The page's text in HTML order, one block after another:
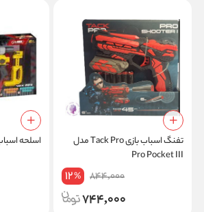
تفنگ اسباب بازی Tack Pro مدل
Pro Pocket III
844,000
12%
744,000
اسلحه